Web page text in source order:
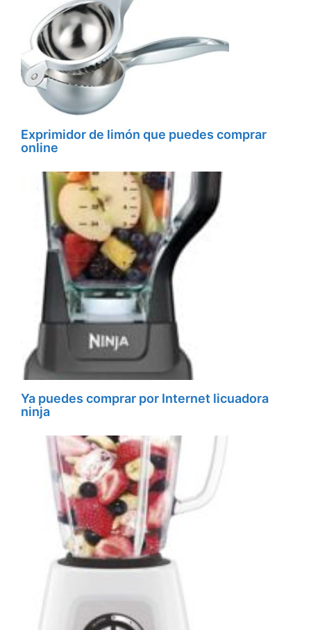
Exprimidor de limón que puedes comprar
online
Ya puedes comprar por Internet licuadora
ninja